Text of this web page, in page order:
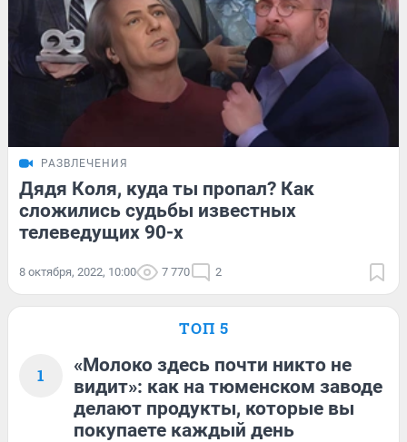
РАЗВЛЕЧЕНИЯ
Дядя Коля, куда ты пропал? Как
сложились судьбы известных
телеведущих 90-х
8 октября, 2022, 10:00 7 770 2
ТОП 5
1
«Молоко здесь почти никто не
видит»: как на тюменском заводе
делают продукты, которые вы
покупаете каждый день